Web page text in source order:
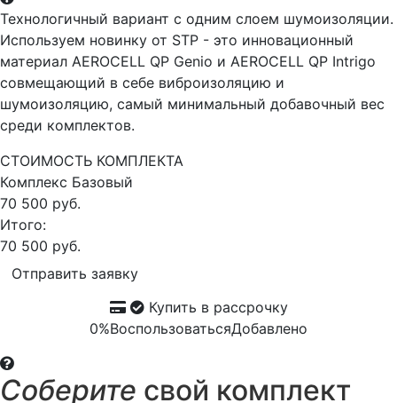
Технологичный вариант с одним слоем шумоизоляции.
Используем новинку от STP - это инновационный
материал AEROCELL QP Genio и AEROCELL QP Intrigo
совмещающий в себе виброизоляцию и
шумоизоляцию, самый минимальный добавочный вес
среди комплектов.
СТОИМОСТЬ КОМПЛЕКТА
Комплекс Базовый
70 500 руб.
Итого:
70 500 руб.
Отправить заявку
Купить в рассрочку
0%ВоспользоватьсяДобавлено
Соберите свой комплект